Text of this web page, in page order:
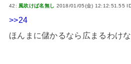
42:風吹けば名無し 2018/01/05(金) 12:12:51.55
>>24
ほんまに儲かるなら広まるわけ